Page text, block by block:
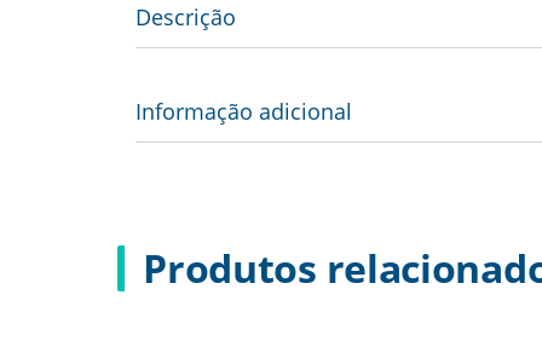
Descrição
Informação adicional
Produtos